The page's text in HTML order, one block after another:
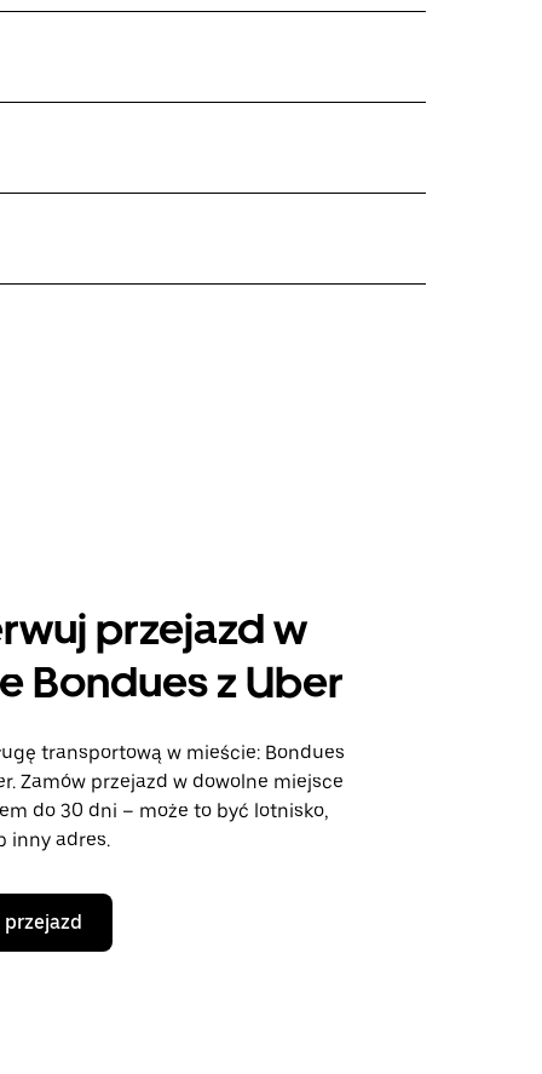
przejazd w
Bondues z Uber
transportową w mieście: Bondues
Zamów przejazd w dowolne miejsce
do 30 dni – może to być lotnisko,
inny adres.
przejazd